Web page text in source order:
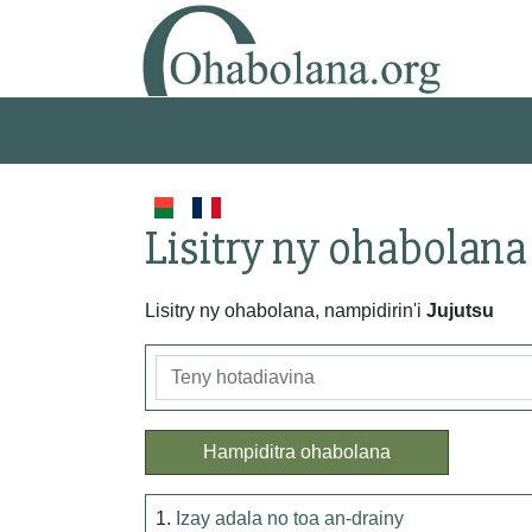
Lisitry ny ohabolana
Lisitry ny ohabolana, nampidirin'i Jujutsu
Hampiditra ohabolana
1. Izay adala no toa an-drainy